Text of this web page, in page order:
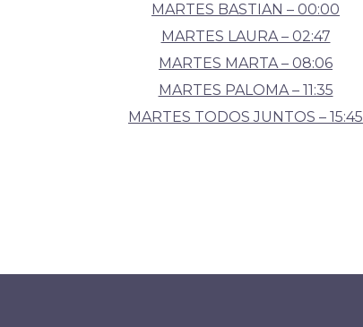
MARTES BASTIAN – 00:00
MARTES LAURA – 02:47
MARTES MARTA – 08:06
MARTES PALOMA – 11:35
MARTES TODOS JUNTOS – 15:45